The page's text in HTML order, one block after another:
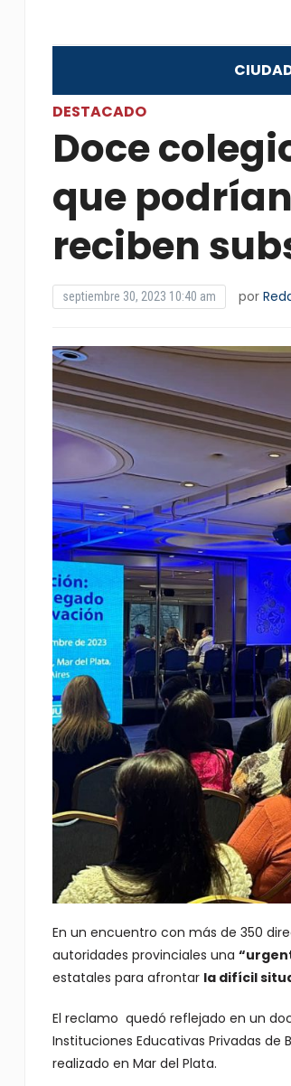
DESTACADO
Doce
que
reciben
septiembre 30, 2023 10:40 am por
En un encuentro con más de 350
autoridades provinciales una
estatales para afrontar la difícil
El reclamo quedó reflejado en un
Instituciones Educativas Privadas de
realizado en Mar del Plata.